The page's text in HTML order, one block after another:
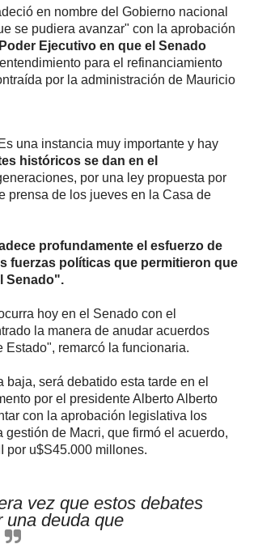
en nombre del Gobierno nacional
se pudiera avanzar" con la aprobación
Ejecutivo en que el Senado
para el refinanciamiento
por la administración de Mauricio
una instancia muy importante y hay
históricos se dan en el
por una ley propuesta por
prensa de los jueves en la Casa de
profundamente el esfuerzo de
fuerzas políticas que permitieron que
Senado".
hoy en el Senado con el
la manera de anudar acuerdos
Estado", remarcó la funcionaria.
será debatido esta tarde en el
por el presidente Alberto Alberto
con la aprobación legislativa los
de Macri, que firmó el acuerdo,
por u$S45.000 millones.
vez que estos debates
una deuda que